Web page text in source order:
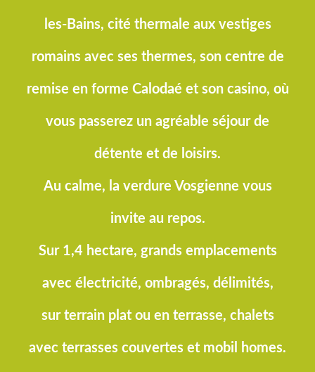
les-Bains, cité thermale aux vestiges
romains avec ses thermes, son centre de
remise en forme Calodaé et son casino, où
vous passerez un agréable séjour de
détente et de loisirs.
Au calme, la verdure Vosgienne vous
invite au repos.
Sur 1,4 hectare, grands emplacements
avec électricité, ombragés, délimités,
sur terrain plat ou en terrasse, chalets
avec terrasses couvertes et mobil homes.